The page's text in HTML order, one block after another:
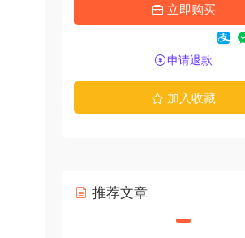
立即购买
申请退款
加入收藏
推荐文章